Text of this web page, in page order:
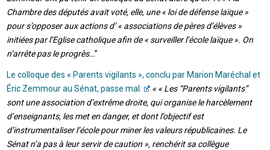
Chambre des députés avait voté, elle, une « loi de défense laïque »
pour s’opposer aux actions d’ « associations de pères d’élèves »
initiées par l’Eglise catholique afin de « surveiller l’école laïque ». On
n’arrête pas le progrès…”
Le colloque des « Parents vigilants », conclu par Marion Maréchal et
Éric Zemmour au Sénat, passe mal.
« « Les “Parents vigilants”
sont une association d’extrême droite, qui organise le harcèlement
d’enseignants, les met en danger, et dont l’objectif est
d’instrumentaliser l’école pour miner les valeurs républicaines. Le
Sénat n’a pas à leur servir de caution », renchérit sa collègue